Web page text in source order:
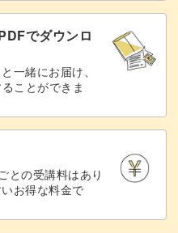
アップ！
が、最後にポンポンをつけ
つけるコツもお教えしま
でダウンロ
一緒にお届け、
ことができま
との受講料はあり
お得な料金で